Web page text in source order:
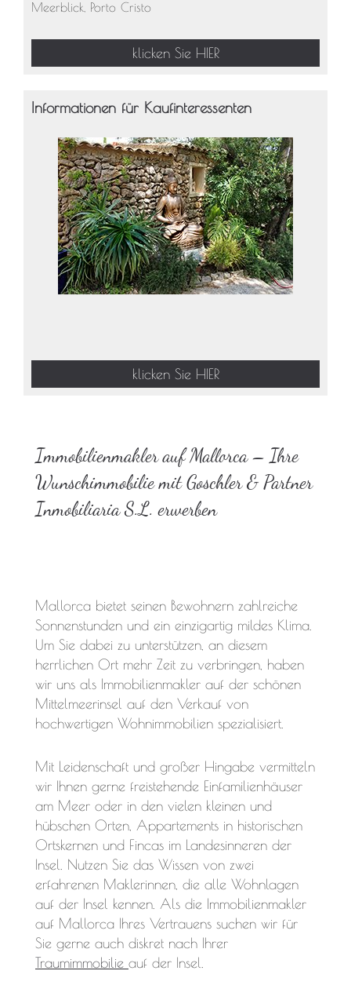
Meerblick, Porto Cristo
klicken Sie HIER
Informationen für Kaufinteressenten
klicken Sie HIER
Immobilienmakler auf Mallorca – Ihre
Wunschimmobilie mit Goschler & Partner
Inmobiliaria S.L. erwerben
Mallorca bietet seinen Bewohnern zahlreiche
Sonnenstunden und ein einzigartig mildes Klima.
Um Sie dabei zu unterstützen, an diesem
herrlichen Ort mehr Zeit zu verbringen, haben
wir uns als Immobilienmakler auf der schönen
Mittelmeerinsel auf den Verkauf von
hochwertigen Wohnimmobilien spezialisiert.
Mit Leidenschaft und großer Hingabe vermitteln
wir Ihnen gerne freistehende Einfamilienhäuser
am Meer oder in den vielen kleinen und
hübschen Orten, Appartements in historischen
Ortskernen und Fincas im Landesinneren der
Insel. Nutzen Sie das Wissen von zwei
erfahrenen Maklerinnen, die alle Wohnlagen
auf der Insel kennen. Als die Immobilienmakler
auf Mallorca Ihres Vertrauens suchen wir für
Sie gerne auch diskret nach Ihrer
Traumimmobilie auf der Insel.